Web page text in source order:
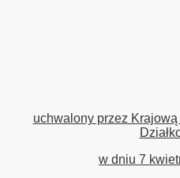
uchwalony przez
w dniu 7